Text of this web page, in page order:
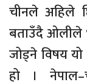
चीनले अहिले
बताउँदै ओलीले
जोड्ने विषय यो
हो ।